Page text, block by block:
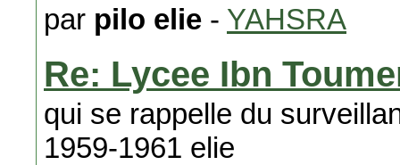
par pilo elie - YAHSRA
Re: Lycee Ibn
qui se rappelle du
1959-1961 elie